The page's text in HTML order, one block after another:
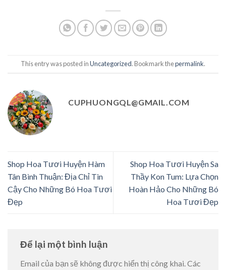
This entry was posted inUncategorized. Bookmark thepermalink.
CUPHUONGQL@GMAIL.COM
Shop Hoa Tươi Huyện Hàm
Tân Bình Thuận: Địa Chỉ Tin
Cậy Cho Những Bó Hoa Tươi
Đẹp
Shop Hoa Tươi Huyện Sa
Thầy Kon Tum: Lựa Chọn
Hoàn Hảo Cho Những Bó
Hoa Tươi Đẹp
Để lại một bình luận
Email của bạn sẽ không được hiển thị công khai.Các